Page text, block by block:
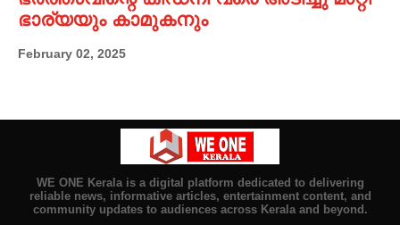
ഭാര്യയും കാമുകനും
February 02, 2025
WE ONE Kerala is a digital platform dedicated to delivering
reliable news, informative articles, entertainment content, and
community updates to audiences across Kerala and beyond.